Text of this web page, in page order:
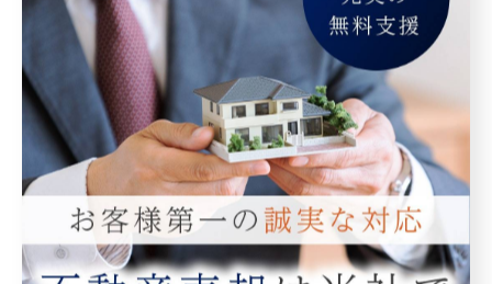
相続
査定
買取
最近の投稿 Recent Posts